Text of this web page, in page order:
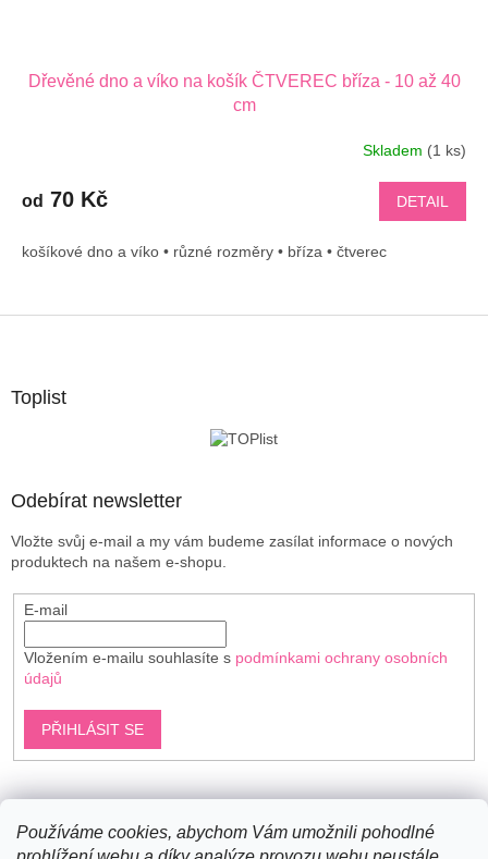
Používáme cookies, abychom Vám umožnili pohodlné
Dřevěné dno a víko na košík ČTVEREC bříza - 10 až 40
cm
Skladem (1 ks)
od 70 Kč DETAIL
košíkové dno a víko • různé rozměry • bříza • čtverec
Toplist
Odebírat newsletter
Vložte svůj e-mail a my vám budeme zasílat informace o nových
produktech na našem e-shopu.
E-mail
Vložením e-mailu souhlasíte s podmínkami ochrany osobních
údajů
PŘIHLÁSIT SE